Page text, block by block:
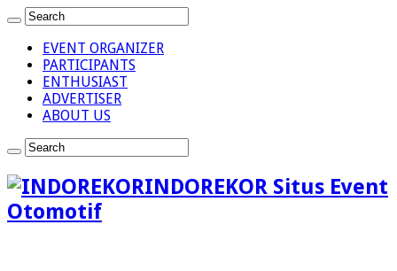
EVENT ORGANIZER
PARTICIPANTS
ENTHUSIAST
ADVERTISER
ABOUT US
INDOREKOR Situs Event
Otomotif